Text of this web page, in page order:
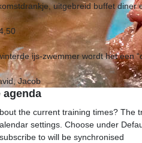
the current training times?
settings. Choose under
to will be synchronised
uitgebreid buffet diner
ijs-zwemmer wordt het een
Jacob